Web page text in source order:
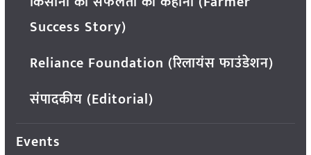
Success Story)
Reliance Foundation (रिलायंस फाउंडेशन)
संपादकीय (Editorial)
Events